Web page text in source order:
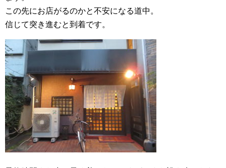
この先にお店がるのかと不安になる道中。
信じて突き進むと到着です。